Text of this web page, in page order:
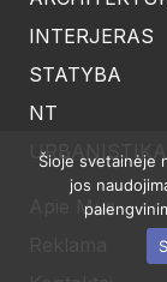
INTERJERAS
STATYBA
NT
URBANISTIKA
Apie Mus
Šioje svetainėje
jos